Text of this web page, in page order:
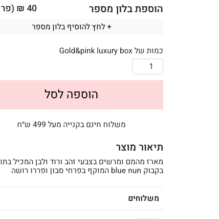
הוספת בלון מספר 40 ₪ (פר
+ לחץ להוסיף בלון מספר
כמות של Gold&pink luxury box
הוספה לסל
משלוח חינם בקנייה מעל 499 ש״ח
תיאור מוצר
מארז מהמם ומרשים בצבעי זהב ורוד ולבן המכיל
בקבוק blue nun המוקף בפרחי סבון ופררו רושה
משלוחים